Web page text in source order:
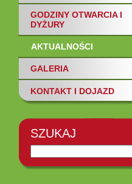
GODZINY OTWARCIA I
DYŻURY
AKTUALNOŚCI
GALERIA
KONTAKT I DOJAZD
SZUKAJ